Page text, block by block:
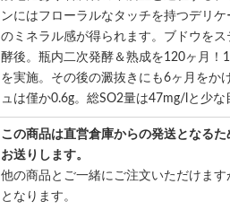
ンにはフローラルなタッチを持つデリ
のミネラル感が得られます。ブドウを
酵後。瓶内二次発酵＆熟成を120ヶ月！
を実施。その後の澱抜きにも6ヶ月をか
ュは僅か0.6g。総SO2量は47mg/lと少な
この商品は直営倉庫からの発送となる
お送りします。
他の商品とご一緒にご注文いただけま
となります。